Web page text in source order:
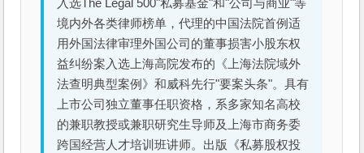
入选The Legal 500"私募基金"和"公司与商业"等
境内外各类律师榜单，代理的中国法院首例适
用外国法律审理外国公司的董事损害小股东权
益纠纷案入选上海高院发布的《上海法院域外
法查明典型案例》和威科先行"要案头条"。具有
上市公司独立董事任职资格，系多家知名高校
的兼职教授或兼职研究生导师及上海市商务委
跨国经营人才培训班讲师。出版《私募股权投